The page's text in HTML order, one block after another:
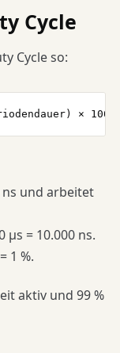
Cycle
Cycle so:
× 100
ns und arbeitet
µs = 10.000 ns.
1 %.
aktiv und 99 %